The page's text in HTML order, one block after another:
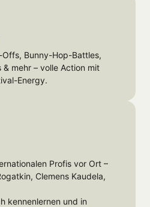
Offs, Bunny-Hop-Battles,
& mehr – volle Action mit
Energy.
Profis vor Ort –
Clemens Kaudela,
kennenlernen und in